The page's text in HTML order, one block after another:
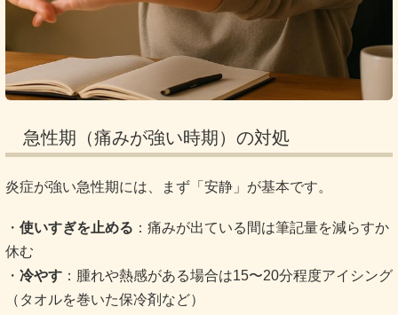
急性期（痛みが強い時期）の対処
炎症が強い急性期には、まず「安静」が基本です。
・ 使いすぎを止める ：痛みが出ている間は筆記量を減らすか
休む
・ 冷やす ：腫れや熱感がある場合は15〜20分程度アイシング
（タオルを巻いた保冷剤など）